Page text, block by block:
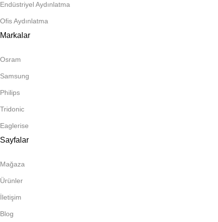
Endüstriyel Aydınlatma
Ofis Aydınlatma
Markalar
Osram
Samsung
Philips
Tridonic
Eaglerise
Sayfalar
Mağaza
Ürünler
İletişim
Blog